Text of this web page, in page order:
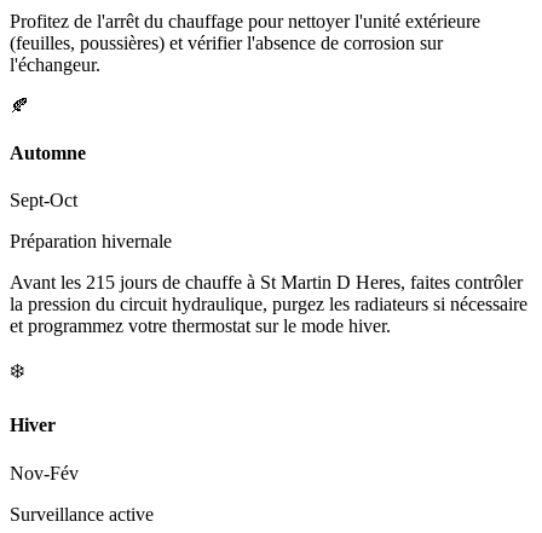
Profitez de l'arrêt du chauffage pour nettoyer l'unité extérieure
(feuilles, poussières) et vérifier l'absence de corrosion sur
l'échangeur.
🍂
Automne
Sept-Oct
Préparation hivernale
Avant les 215 jours de chauffe à St Martin D Heres, faites contrôler
la pression du circuit hydraulique, purgez les radiateurs si nécessaire
et programmez votre thermostat sur le mode hiver.
❄️
Hiver
Nov-Fév
Surveillance active